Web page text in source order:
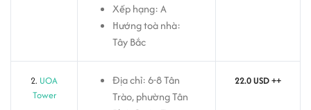
Xếp hạng: A
Hướng toà nhà:
Tây Bắc
2. UOA
Tower
Địa chỉ: 6-8 Tân
Trào, phường Tân
22.0 USD ++